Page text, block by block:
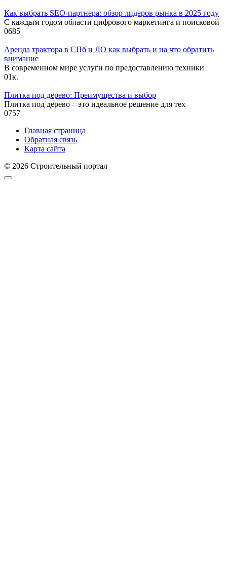
Как выбрать SEO-партнера: обзор лидеров рынка в 2025 году
С каждым годом области цифрового маркетинга и поисковой
0685
Аренда трактора в СПб и ЛО как выбрать и на что обратить
внимание
В современном мире услуги по предоставлению техники
01к.
Плитка под дерево: Преимущества и выбор
Плитка под дерево – это идеальное решение для тех
0757
Главная страница
Обратная связь
Карта сайта
© 2026 Строительный портал